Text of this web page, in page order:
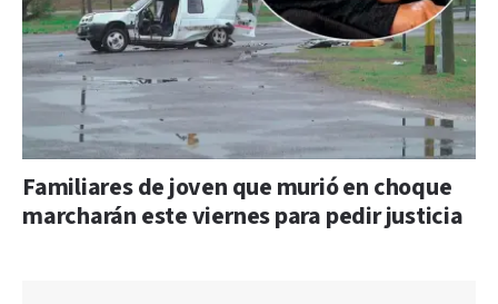
Familiares de joven que murió en choque
marcharán este viernes para pedir justicia